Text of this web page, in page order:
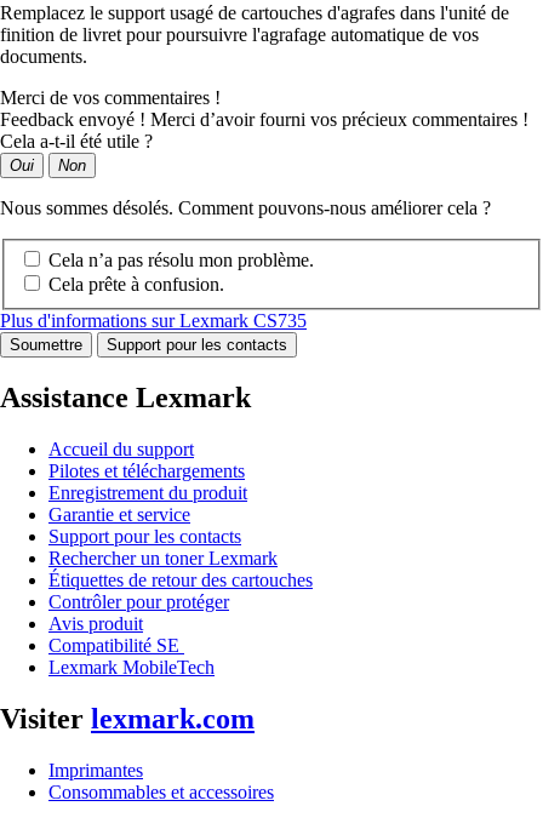
Remplacez le support usagé de cartouches d'agrafes dans l'unité de
finition de livret pour poursuivre l'agrafage automatique de vos
documents.
Merci de vos commentaires !
Feedback envoyé ! Merci d’avoir fourni vos précieux commentaires !
Cela a-t-il été utile ?
Oui Non
Nous sommes désolés. Comment pouvons-nous améliorer cela ?
Cela n’a pas résolu mon problème.
Cela prête à confusion.
Plus d'informations sur Lexmark CS735
Soumettre Support pour les contacts
Assistance Lexmark
Accueil du support
Pilotes et téléchargements
Enregistrement du produit
Garantie et service
Support pour les contacts
Rechercher un toner Lexmark
Étiquettes de retour des cartouches
Contrôler pour protéger
Avis produit
Compatibilité SE
Lexmark MobileTech
Visiter lexmark.com
Imprimantes
Consommables et accessoires